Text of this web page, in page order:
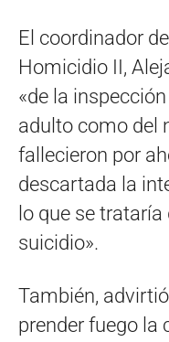
El coordinador
Homicidio II,
«de la
adulto como del
fallecieron por
descartada la
lo que se
suicidio».
También,
prender fuego la